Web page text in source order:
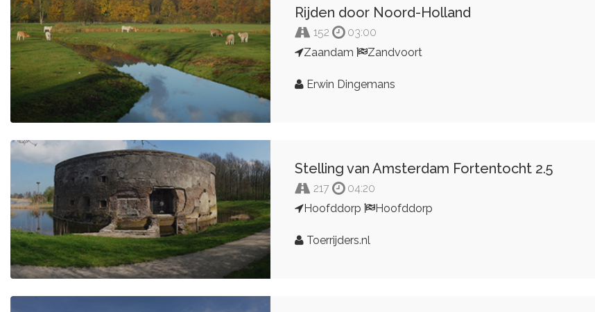
Rijden door Noord-Holland
152
03:00
Zaandam
Zandvoort
Erwin Dingemans
Stelling van Amsterdam Fortentocht 2.5
217
04:20
Hoofddorp
Hoofddorp
Toerrijders.nl